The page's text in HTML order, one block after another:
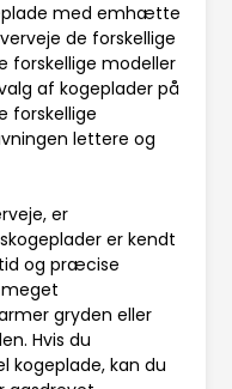
med emhætte
de forskellige
forskellige modeller
af kogeplader på
forskellige
lettere og
er
er kendt
og præcise
gryden eller
Hvis du
kan du